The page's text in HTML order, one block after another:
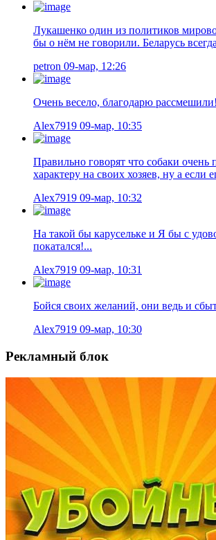
Лукашенко один из политиков
бы о нём не говорили. Беларусь
petron 09-мар, 12:26
Очень весело, благодарю
Alex7919 09-мар, 10:35
Правильно говорят что собаки очень
характеру на своих хозяев, ну а если
Alex7919 09-мар, 10:32
На такой бы карусельке и Я бы с
покатался!...
Alex7919 09-мар, 10:31
Бойся своих желаний, они ведь и
Alex7919 09-мар, 10:30
Рекламный блок